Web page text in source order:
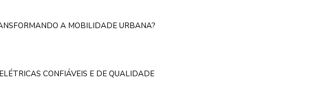
A MOBILIDADE URBANA?
CONFIÁVEIS E DE QUALIDADE